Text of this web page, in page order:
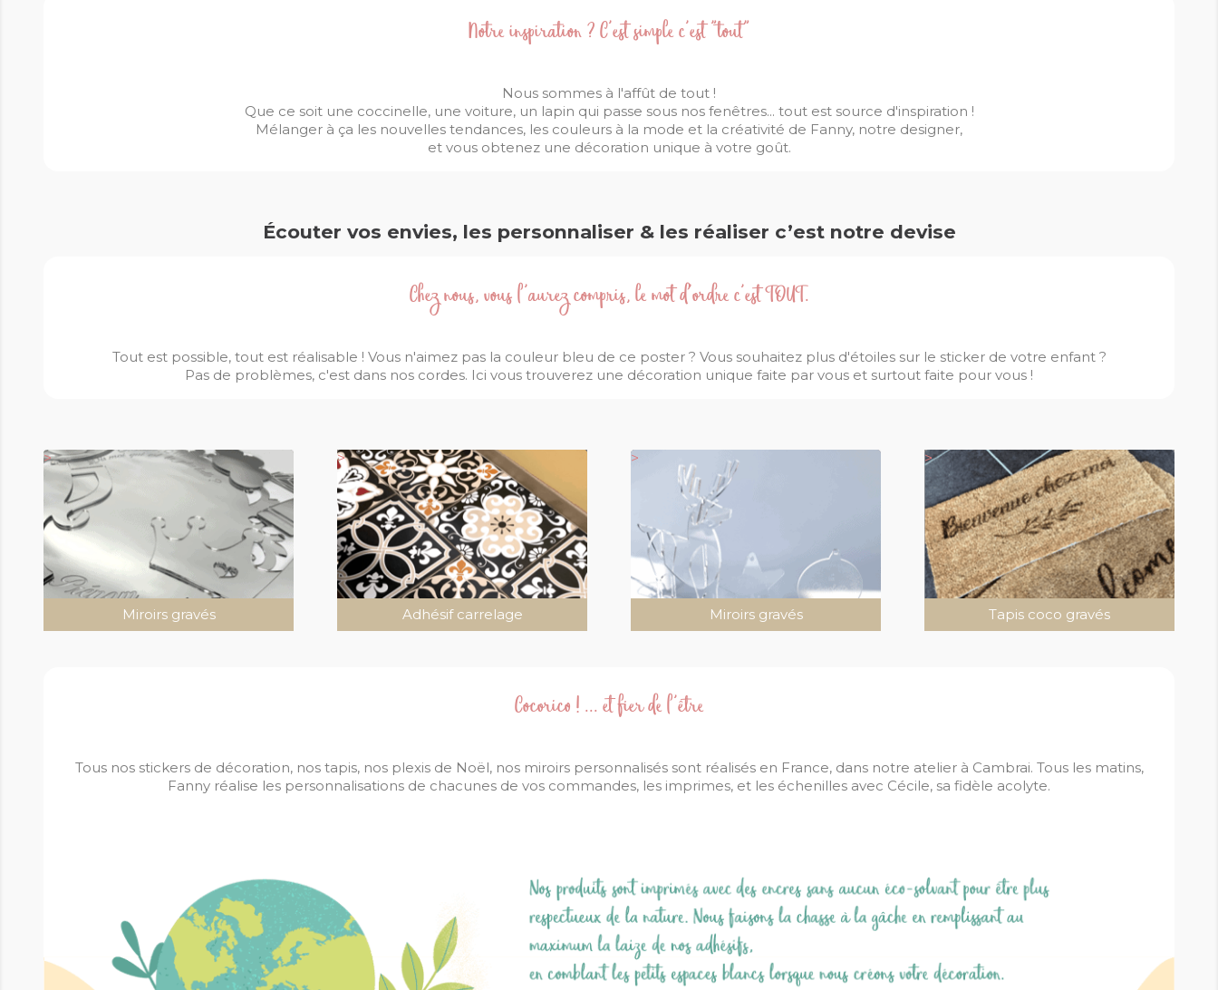
Notre inspiration ? C'est simple c'est "tout"
Nous sommes à l'affût de tout !
Que ce soit une coccinelle, une voiture, un lapin qui passe sous nos fenêtres... tout est source d'inspiration !
Mélanger à ça les nouvelles tendances, les couleurs à la mode et la créativité de Fanny, notre designer,
et vous obtenez une décoration unique à votre goût.
Écouter vos envies, les personnaliser & les réaliser c’est notre devise
Chez nous, vous l'aurez compris, le mot d'ordre c'est TOUT.
Tout est possible, tout est réalisable ! Vous n'aimez pas la couleur bleu de ce poster ? Vous souhaitez plus d'étoiles sur le sticker de votre enfant ?
Pas de problèmes, c'est dans nos cordes. Ici vous trouverez une décoration unique faite par vous et surtout faite pour vous !
>
Miroirs gravés
>
Adhésif carrelage
>
Miroirs gravés
>
Tapis coco gravés
Cocorico ! ... et fier de l'être
Tous nos stickers de décoration, nos tapis, nos plexis de Noël, nos miroirs personnalisés sont réalisés en France, dans notre atelier à Cambrai. Tous les matins,
Fanny réalise les personnalisations de chacunes de vos commandes, les imprimes, et les échenilles avec Cécile, sa fidèle acolyte.